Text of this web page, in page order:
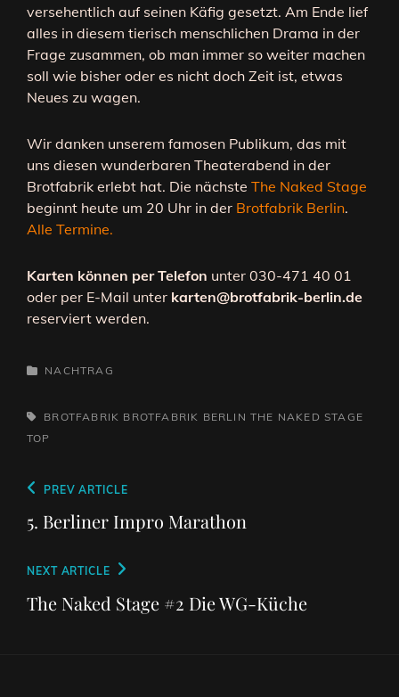
versehentlich auf seinen Käfig gesetzt. Am Ende lief
alles in diesem tierisch menschlichen Drama in der
Frage zusammen, ob man immer so weiter machen
soll wie bisher oder es nicht doch Zeit ist, etwas
Neues zu wagen.
Wir danken unserem famosen Publikum, das mit
uns diesen wunderbaren Theaterabend in der
Brotfabrik erlebt hat. Die nächste The Naked Stage
beginnt heute um 20 Uhr in der Brotfabrik Berlin.
Alle Termine.
Karten können per Telefon unter 030-471 40 01
oder per E-Mail unter karten@brotfabrik-berlin.de
reserviert werden.
CATEGORIES
NACHTRAG
TAGS,BROTFABRIK BROTFABRIK BERLIN THE NAKED STAGE
TOP
Beitragsnavigation
Previous
Post
PREV ARTICLE
5. Berliner Impro Marathon
Next
Post
NEXT ARTICLE
The Naked Stage #2 Die WG-Küche